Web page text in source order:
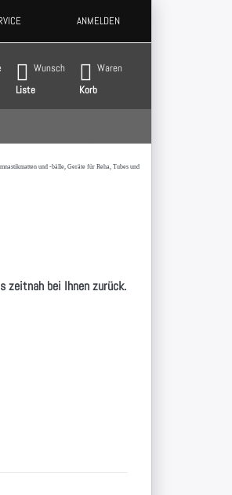
ANMELDEN
Eingabetaste, um alle Ergebnisse aufzurufen.
Wunsch
Liste
Waren
Korb
und -bälle, Geräte für Reha, Tubes und
zeitnah bei Ihnen zurück.